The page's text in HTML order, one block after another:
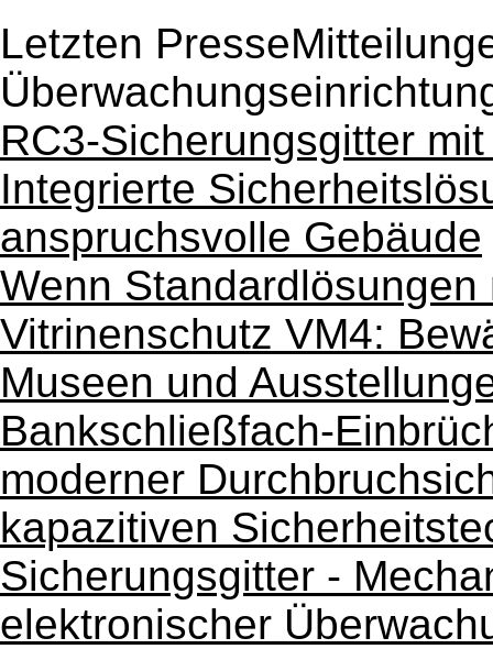
Letzten
RC3-Sicherungsgitter
Integrierte
anspruchsvolle Gebäude
Wenn
Vitrinenschutz VM4:
Museen und
Bankschließfach-
moderner
kapazitiven
Sicherungsgitter -
elektronischer